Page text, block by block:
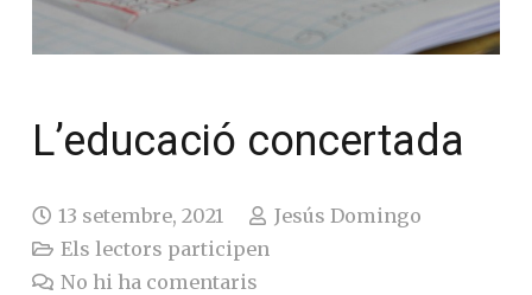
L’educació concertada
13 setembre, 2021
Jesús Domingo
Els lectors participen
No hi ha comentaris